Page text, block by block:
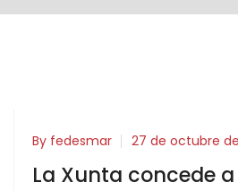
By fedesmar 27 de octubre
La Xunta concede